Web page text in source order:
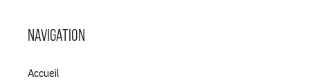
NAVIGATION
Accueil